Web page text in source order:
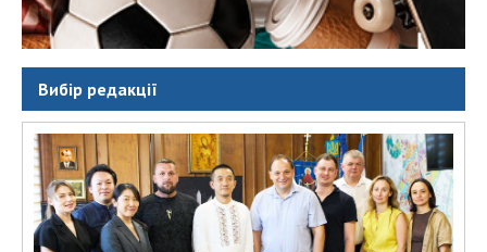
Вибір редакції